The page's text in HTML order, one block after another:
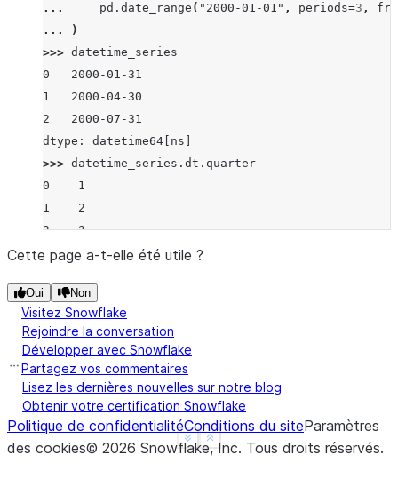
...
pd . date_range ( "2000-01-01" , periods=3 ,
...
)
>>> datetime_series
0   2000-01-31
1   2000-04-30
2   2000-07-31
dtype: datetime64[ns]
>>> datetime_series . dt . quarter
0    1
1    2
2    3
dtype: int8
Show less
See more
Cette page a-t-elle été utile ?
Oui Non
Visitez Snowflake
Rejoindre la conversation
Développer avec Snowflake
Partagez vos commentaires
Lisez les dernières nouvelles sur notre blog
Obtenir votre certification Snowflake
Politique de confidentialitéConditions du siteParamètres
des cookies© 2026 Snowflake, Inc. Tous droits réservés.